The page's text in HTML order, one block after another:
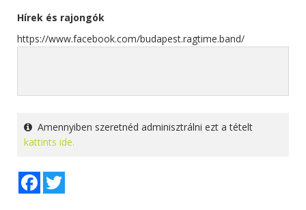
Hírek és rajongók
https://www.facebook.com/budapest.ragtime.band/
Amennyiben szeretnéd adminisztrálni ezt a tételt
kattints ide.
Facebook